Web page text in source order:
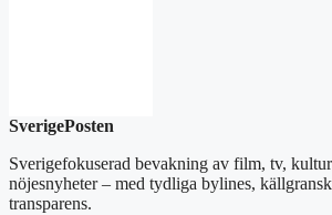
SverigePosten
Sverigefokuserad bevakning av film, tv,
nöjesnyheter – med tydliga bylines,
transparens.